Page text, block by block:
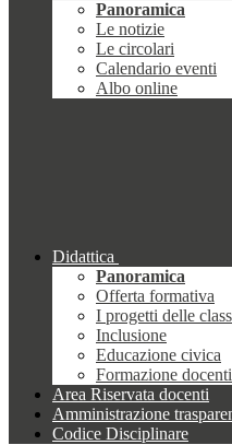
Panoramica
Le notizie
Le circolari
Calendario eventi
Albo online
Didattica
Panoramica
Offerta formativa
I progetti delle
Inclusione
Educazione civica
Formazione docenti
Area Riservata docenti
Amministrazione
Codice Disciplinare